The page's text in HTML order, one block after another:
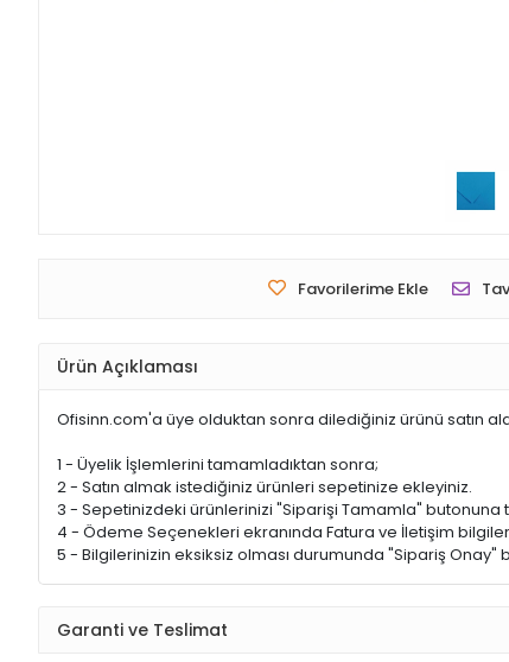
Favorilerime Ekle
Ürün Açıklaması
Ofisinn.com'a üye olduktan sonra dilediğiniz ürünü satın
1 - Üyelik İşlemlerini tamamladıktan sonra;
2 - Satın almak istediğiniz ürünleri sepetinize ekleyiniz.
3 - Sepetinizdeki ürünlerinizi "Siparişi Tamamla" butonuna
4 - Ödeme Seçenekleri ekranında Fatura ve İletişim
5 - Bilgilerinizin eksiksiz olması durumunda "Sipariş
Garanti ve Teslimat